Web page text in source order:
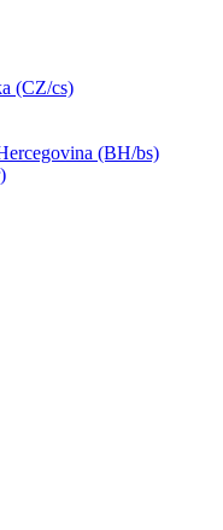
(CZ/cs)
(BH/bs)